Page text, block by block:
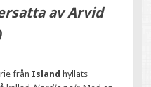
av Arvid
från Island hyllats